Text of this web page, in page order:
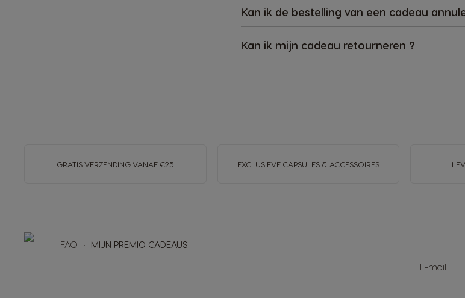
Kan ik de bestelling van een cadeau
Kan ik mijn cadeau retourneren ?
GRATIS VERZENDING VANAF €25 EXCLUSIEVE CAPSULES & ACCESSOIRES
FAQ MIJN PREMIO CADEAUS
Abonneer
u
op
E-mail